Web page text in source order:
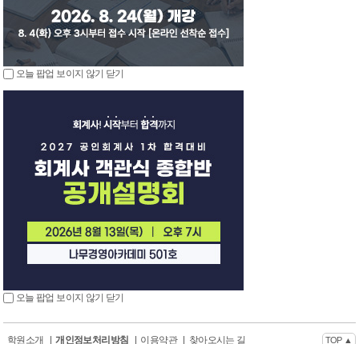
오늘 팝업 보이지 않기 닫기
오늘 팝업 보이지 않기 닫기
학원소개 | 개인정보처리방침 | 이용약관 | 찾아오시는 길 TOP ▲